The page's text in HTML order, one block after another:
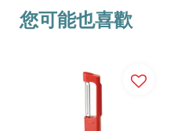
您可能也喜歡